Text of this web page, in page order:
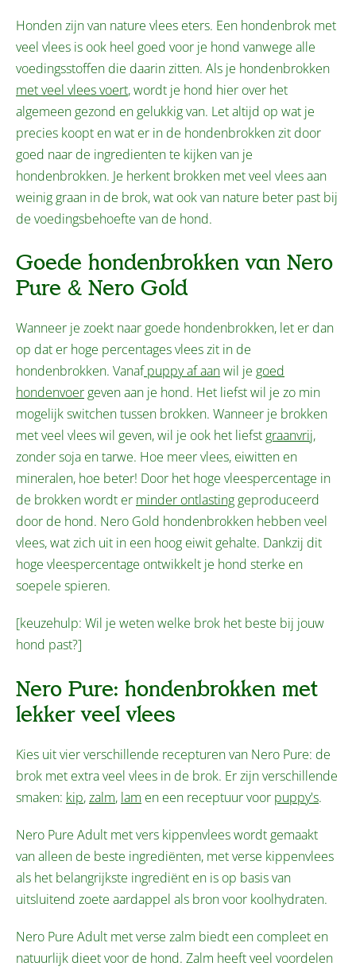
Honden zijn van nature vlees eters. Een hondenbrok met
veel vlees is ook heel goed voor je hond vanwege alle
voedingsstoffen die daarin zitten. Als je hondenbrokken
met veel vlees voert, wordt je hond hier over het
algemeen gezond en gelukkig van. Let altijd op wat je
precies koopt en wat er in de hondenbrokken zit door
goed naar de ingredienten te kijken van je
hondenbrokken. Je herkent brokken met veel vlees aan
weinig graan in de brok, wat ook van nature beter past bij
de voedingsbehoefte van de hond.
Goede hondenbrokken van Nero
Pure & Nero Gold
Wanneer je zoekt naar goede hondenbrokken, let er dan
op dat er hoge percentages vlees zit in de
hondenbrokken. Vanafpuppy af aanwil je goed
hondenvoergeven aan je hond. Het liefst wil je zo min
mogelijk switchen tussen brokken. Wanneer je brokken
met veel vlees wil geven, wil je ook het liefstgraanvrij,
zonder soja en tarwe. Hoe meer vlees, eiwitten en
mineralen, hoe beter! Door het hoge vleespercentage in
de brokken wordt er minder ontlastinggeproduceerd
door de hond. Nero Gold hondenbrokken hebben veel
vlees, wat zich uit in een hoog eiwit gehalte. Dankzij dit
hoge vleespercentage ontwikkelt je hond sterke en
soepele spieren.
[keuzehulp: Wil je weten welke brok het beste bij jouw
hond past?]
Nero Pure: hondenbrokken met
lekker veel vlees
Kies uit vier verschillende recepturen van Nero Pure: de
brok met extra veel vlees in de brok. Er zijn verschillende
smaken: kip,zalm, lam en een receptuur voor puppy's.
Nero Pure Adult met vers kippenvlees wordt gemaakt
van alleen de beste ingrediënten, met verse kippenvlees
als het belangrijkste ingrediënt en is op basis van
uitsluitend zoete aardappel als bron voor koolhydraten.
Nero Pure Adult met verse zalm biedt een compleet en
natuurlijk dieet voor de hond. Zalm heeft veel voordelen